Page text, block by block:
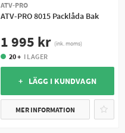
ATV-PRO
ATV-PRO 8015 Packlåda Bak
1 995 kr (ink. moms)
20 + I LAGER
+ LÄGG I KUNDVAGN
MER INFORMATION